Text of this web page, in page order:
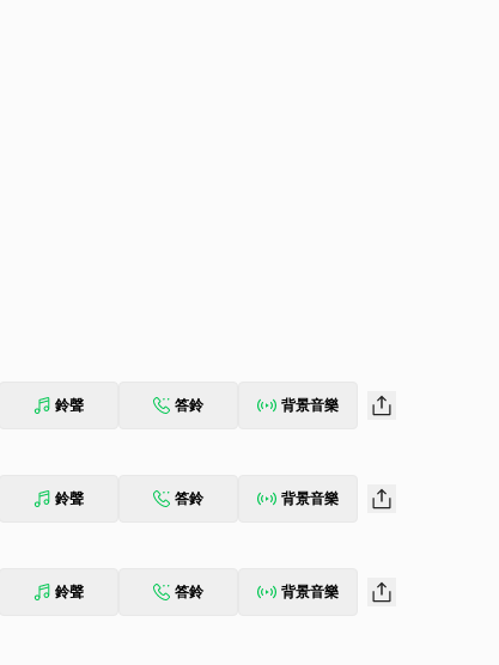
鈴聲 答鈴 背景音樂
鈴聲 答鈴 背景音樂
鈴聲 答鈴 背景音樂